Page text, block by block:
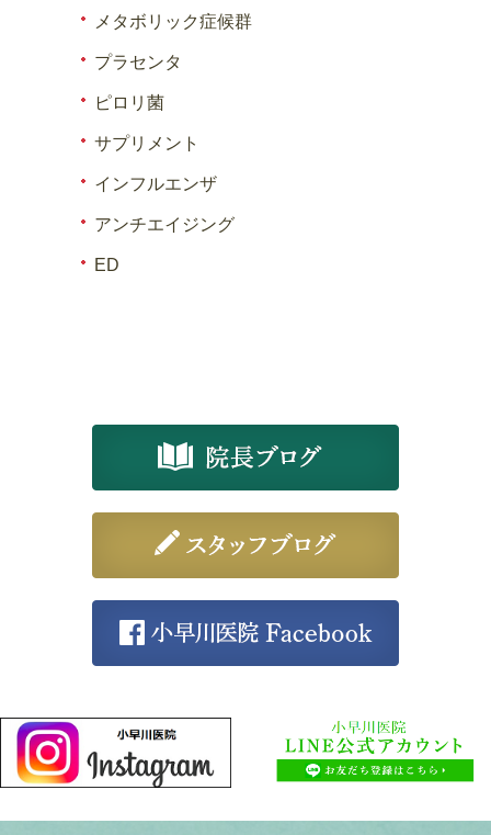
メタボリック症候群
プラセンタ
ピロリ菌
サプリメント
インフルエンザ
アンチエイジング
ED